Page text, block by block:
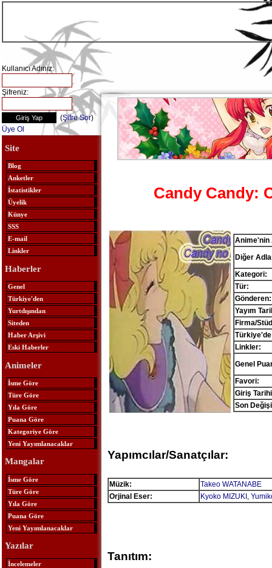
Kullanıcı Adınız:
Şifreniz:
(Şifre Sor)
Üye Ol
Site
Blog
Anketler
İstatistikler
Üyelik
Künye
SSS
E-mail
Linkler
Haberler
Genel
Türkiye'den
Yurtdışından
Siteden
Haber Arşivi
Eski Haberler
Animeler
İsme Göre
Türe Göre
Yıla Göre
Puana Göre
Kategoriye Göre
Yeni Yayımlanacaklar
Mangalar
İsme Göre
Türe Göre
Yıla Göre
Puana Göre
Yeni Yayımlanacaklar
Yazılar
İncelemeler
Candy Candy:
Anime'nin
Diğer
Kategori:
Tür:
Gönderen:
Yayım
Firma/
Linkler:
Genel
Favori:
Giriş
Son
Yapımcılar/Sanatçılar:
Müzik:
Takeo WATANABE
Orjinal Eser:
Kyoko MIZUKI ,
Tanıtım: